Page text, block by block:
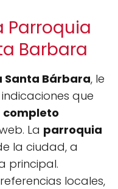
Parroquia
Barbara
Santa Bárbara, le
que
completo
La parroquia
la ciudad, a
principal.
locales,